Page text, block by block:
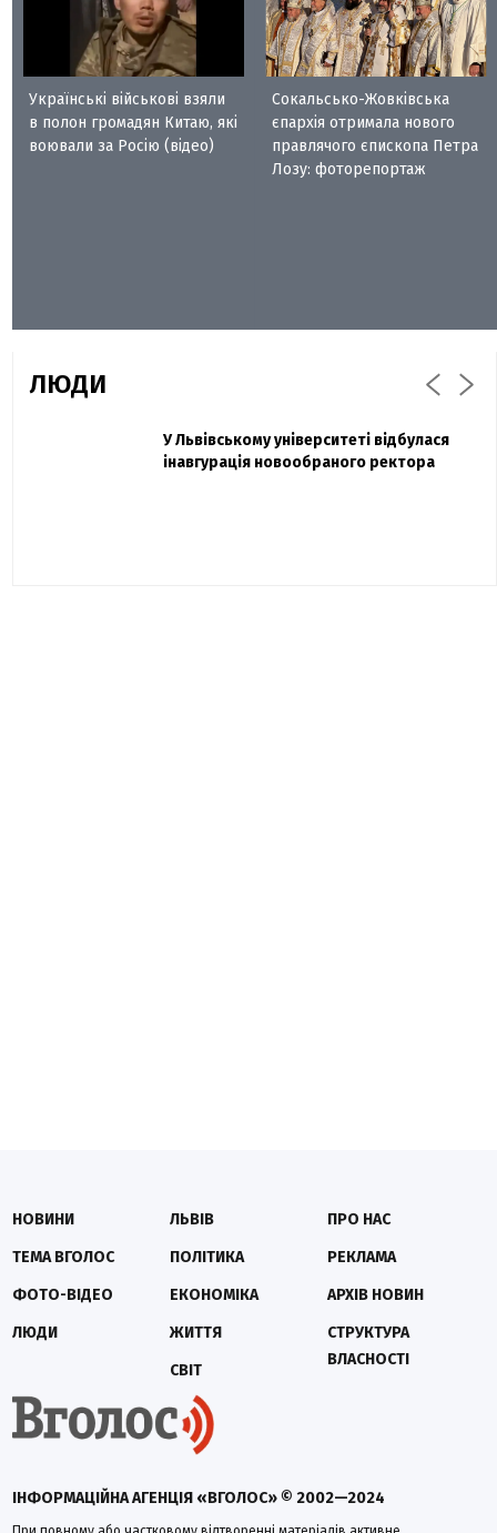
Українські військові взяли
в полон громадян Китаю, які
воювали за Росію (відео)
Сокальсько-Жовківська
єпархія отримала нового
правлячого єпископа Петра
Лозу: фоторепортаж
ЛЮДИ
Павло Дак
Захисник "Азовсталі" Діанов вдруге
одружився та показав фото з весілля
У Львівському університеті відбулася
інавгурація новообраного ректора
ІНФОРМАЦІЙНА АГЕНЦІЯ «ВГОЛОС» © 2002—2024
НОВИНИ
ТЕМА ВГОЛОС
ФОТО-ВІДЕО
ЛЮДИ
ЛЬВІВ
ПОЛІТИКА
ЕКОНОМІКА
ЖИТТЯ
СВІТ
ПРО НАС
РЕКЛАМА
АРХІВ НОВИН
СТРУКТУРА
ВЛАСНОСТІ